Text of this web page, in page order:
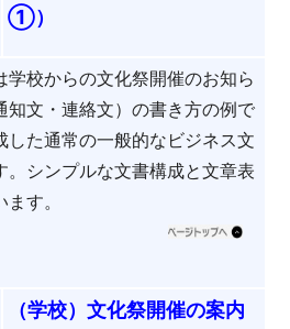
①）
学校からの文化祭開催のお知ら
知文・連絡文）の書き方の例で
した通常の一般的なビジネス文
。シンプルな文書構成と文章表
す。
（学校）文化祭開催の案内